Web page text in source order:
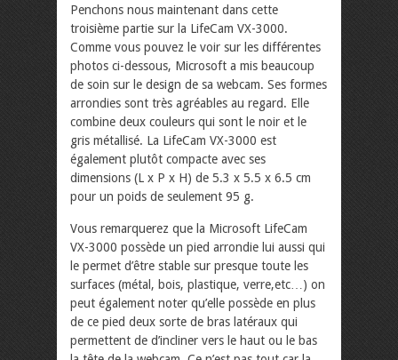
Penchons nous maintenant dans cette
troisième partie sur la LifeCam VX-3000.
Comme vous pouvez le voir sur les différentes
photos ci-dessous, Microsoft a mis beaucoup
de soin sur le design de sa webcam. Ses formes
arrondies sont très agréables au regard. Elle
combine deux couleurs qui sont le noir et le
gris métallisé. La LifeCam VX-3000 est
également plutôt compacte avec ses
dimensions (L x P x H) de 5.3 x 5.5 x 6.5 cm
pour un poids de seulement 95 g.
Vous remarquerez que la Microsoft LifeCam
VX-3000 possède un pied arrondie lui aussi qui
le permet d’être stable sur presque toute les
surfaces (métal, bois, plastique, verre,etc…) on
peut également noter qu’elle possède en plus
de ce pied deux sorte de bras latéraux qui
permettent de d’incliner vers le haut ou le bas